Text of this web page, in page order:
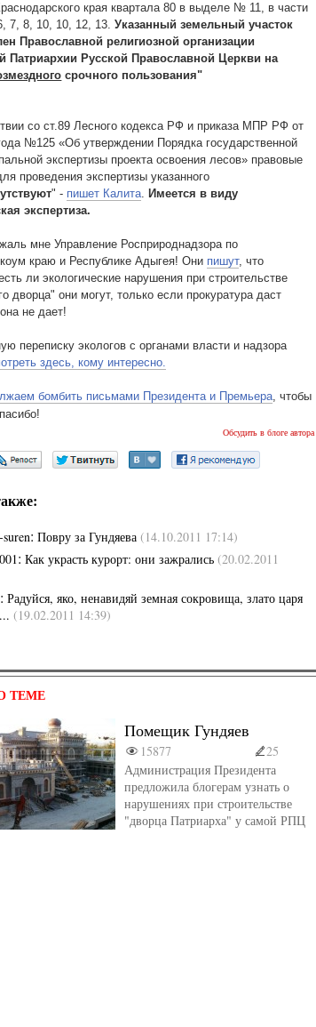
отНаталья Верхова
края квартала 80 в выделе № 11, в части
7, 8, 10, 10, 12, 13. Указанный земельный участок
Православной религиозной организации
Патриархии Русской Православной Церкви на
срочного пользования"
со ст.89 Лесного кодекса РФ и приказа МПР РФ от
№125 «Об утверждении Порядка государственной
экспертизы проекта освоения лесов» правовые
проведения экспертизы указанного
" - пишет Калита. Имеется в виду
экспертиза.
мне Управление Росприроднадзора по
краю и Республике Адыгея! Они пишут, что
ли экологические нарушения при строительстве
дворца" они могут, только если прокуратура даст
не дает!
переписку экологов с органами власти и надзора
здесь, кому интересно.
бомбить письмами Президента и Премьера, чтобы
Обсудить в блоге автора
suren:Повру за Гундяева(14.10.2011 17:14)
:Как украсть курорт: они зажрались(20.02.2011
:Радуйся, яко, ненавидяй земная сокровища, злато царя
(19.02.2011 14:39)
ТЕМЕ
Помещик Гундяев
15877
25
Администрация Президента
предложила блогерам узнать о
нарушениях при строительстве
"дворца Патриарха" у самой РПЦ